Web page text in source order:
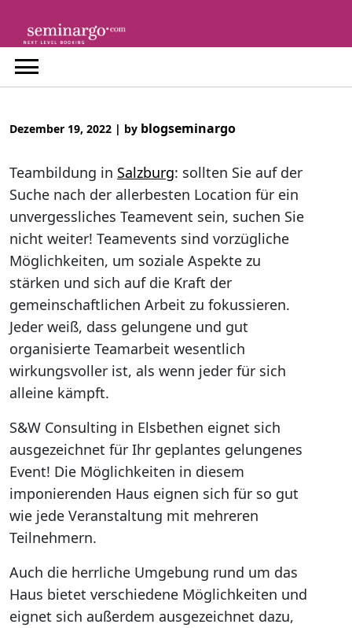
content
Dezember 19, 2022 | by blogseminargo
Teambildung in Salzburg: sollten Sie auf der
Suche nach der allerbesten Location für ein
unvergessliches Teamevent sein, suchen Sie
nicht weiter! Teamevents sind vorzügliche
Möglichkeiten, um soziale Aspekte zu
stärken und sich auf die Kraft der
gemeinschaftlichen Arbeit zu fokussieren.
Jeder weiß, dass gelungene und gut
organisierte Teamarbeit wesentlich
wirkungsvoller ist, als wenn jeder für sich
alleine kämpft.
S&W Consulting in Elsbethen eignet sich
ausgezeichnet für Ihr geplantes gelungenes
Event! Die Möglichkeiten in diesem
imponierenden Haus eignen sich für so gut
wie jede Veranstaltung mit mehreren
Teilnehmern.
Auch die herrliche Umgebung rund um das
Haus bietet verschiedene Möglichkeiten und
eignet sich außerdem ausgezeichnet dazu,